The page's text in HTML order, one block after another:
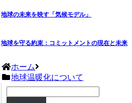
地球の未来を映す「気候モデル」
地球を守る約束：コミットメントの現在と未来
ホーム
地球温暖化について